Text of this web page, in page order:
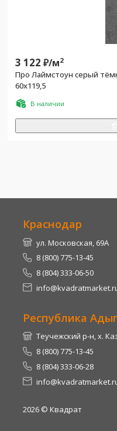
3 122 ₽/м2
Про Лаймстоун серый
60x119,5
В наличии
Краснодар
ул. Московская, 69А
8 (800) 775-13-45
8 (804) 333-06-50
Республика
Теучежский р-н, х.
8 (800) 775-13-45
8 (804) 333-06-28
2026 © Квадрат